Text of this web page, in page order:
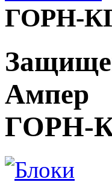
ГОРН-
Ампер
ГОРН-